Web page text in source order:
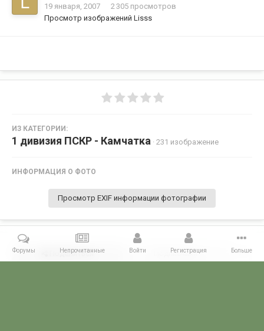
19 января, 2007
2 305 просмотров
Просмотр изображений Lisss
ИЗ КАТЕГОРИИ:
1 дивизия ПСКР - Камчатка · 231 изображение
ИНФОРМАЦИЯ О ФОТО
Просмотр EXIF информации фотографии
Поделиться Подписчики 0
Форумы Непрочитанные Войти Регистрация Больше